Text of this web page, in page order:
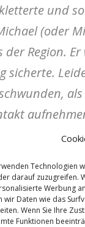
Technologien
darauf zuzugreifen.
Werbung
wir Daten wie das
Wenn Sie Ihre
Funktionen
und
(oder
Region.
sicherte.
Zweifel zu
do it“ am